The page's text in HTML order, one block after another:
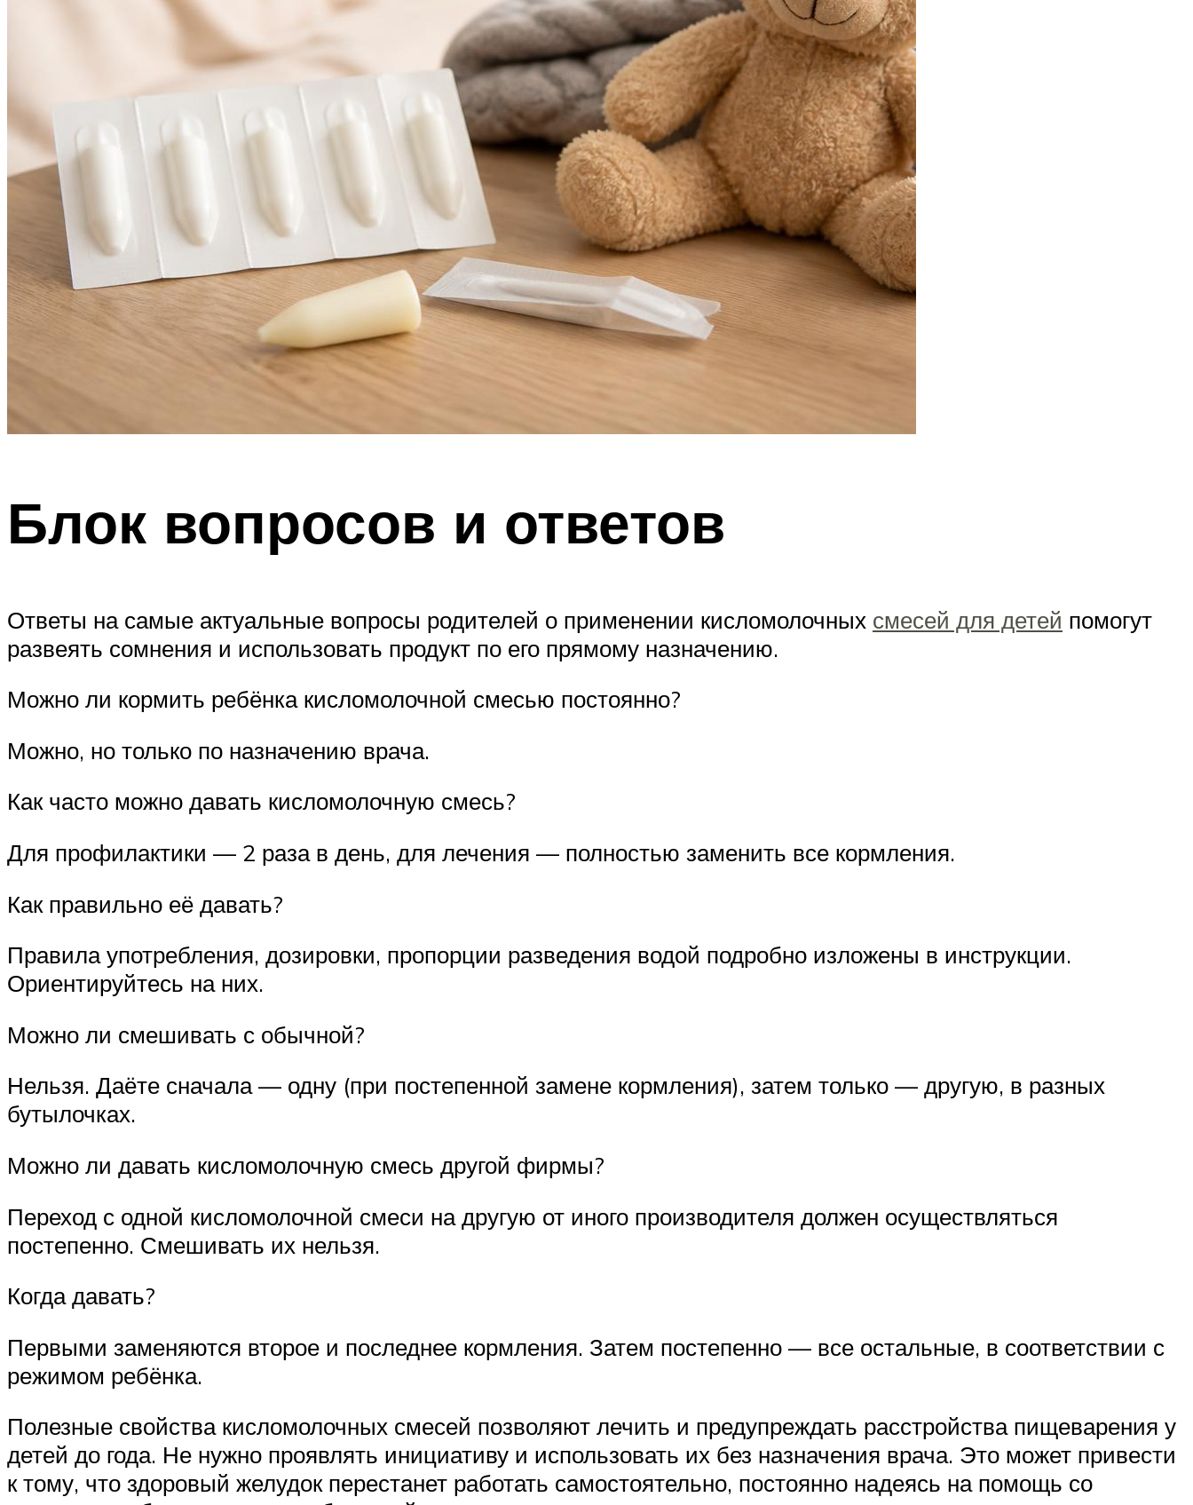
Блок вопросов и ответов
Ответы на самые актуальные вопросы родителей о применении кисломолочных смесей для детей помогут
развеять сомнения и использовать продукт по его прямому назначению.
Можно ли кормить ребёнка кисломолочной смесью постоянно?
Можно, но только по назначению врача.
Как часто можно давать кисломолочную смесь?
Для профилактики — 2 раза в день, для лечения — полностью заменить все кормления.
Как правильно её давать?
Правила употребления, дозировки, пропорции разведения водой подробно изложены в инструкции.
Ориентируйтесь на них.
Можно ли смешивать с обычной?
Нельзя. Даёте сначала — одну (при постепенной замене кормления), затем только — другую, в разных
бутылочках.
Можно ли давать кисломолочную смесь другой фирмы?
Переход с одной кисломолочной смеси на другую от иного производителя должен осуществляться
постепенно. Смешивать их нельзя.
Когда давать?
Первыми заменяются второе и последнее кормления. Затем постепенно — все остальные, в соответствии с
режимом ребёнка.
Полезные свойства кисломолочных смесей позволяют лечить и предупреждать расстройства пищеварения у
детей до года. Не нужно проявлять инициативу и использовать их без назначения врача. Это может привести
к тому, что здоровый желудок перестанет работать самостоятельно, постоянно надеясь на помощь со